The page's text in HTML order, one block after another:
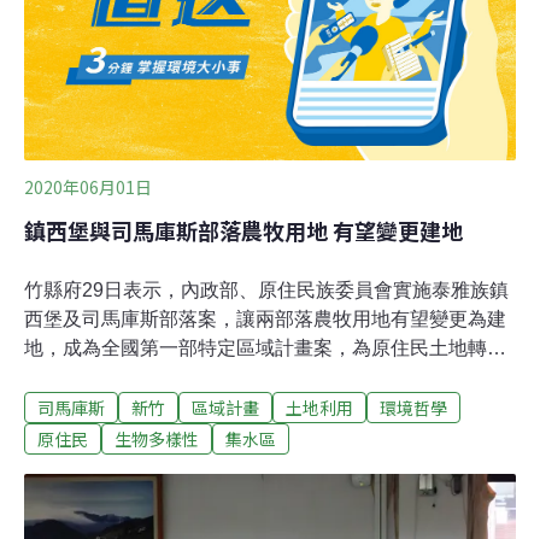
2020年06月01日
鎮西堡與司馬庫斯部落農牧用地 有望變更建地
竹縣府29日表示，內政部、原住民族委員會實施泰雅族鎮
西堡及司馬庫斯部落案，讓兩部落農牧用地有望變更為建
地，成為全國第一部特定區域計畫案，為原住民土地轉型
屬石門水庫集水區，為第一級環境敏感地區，依現行非都
市土地開發審議作業規範，及非都市土地使用管制規定，
變更、或使用地變更編定；但上述規範並未考量原住民族
的歷史文化與農牧使用和建築型態，導致多數原住民的土
司馬庫斯 新竹 區域計畫 土地利用
環境哲學
原住民
生物多樣性 集水區